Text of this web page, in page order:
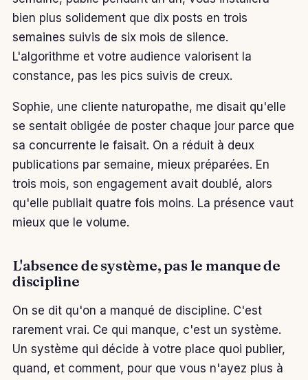
bien plus solidement que dix posts en trois
semaines suivis de six mois de silence.
L'algorithme et votre audience valorisent la
constance, pas les pics suivis de creux.
Sophie, une cliente naturopathe, me disait qu'elle
se sentait obligée de poster chaque jour parce que
sa concurrente le faisait. On a réduit à deux
publications par semaine, mieux préparées. En
trois mois, son engagement avait doublé, alors
qu'elle publiait quatre fois moins. La présence vaut
mieux que le volume.
L'absence de système, pas le manque de
discipline
On se dit qu'on a manqué de discipline. C'est
rarement vrai. Ce qui manque, c'est un système.
Un système qui décide à votre place quoi publier,
quand, et comment, pour que vous n'ayez plus à